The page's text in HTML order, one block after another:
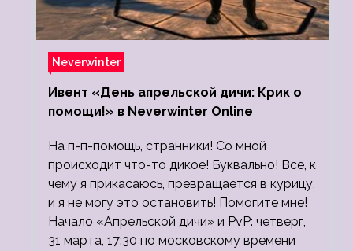
Neverwinter
Ивент «День апрельской дичи: Крик о
помощи!» в Neverwinter Online
На п-п-помощь, странники! Со мной
происходит что-то дикое! Буквально! Все, к
чему я прикасаюсь, превращается в курицу,
и я не могу это остановить! Помогите мне!
Начало «Апрельской дичи» и PvP: четверг,
31 марта, 17:30 по московскому времени